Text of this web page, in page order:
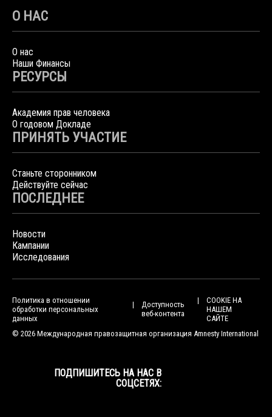
О НАС
О нас
Наши Финансы
РЕСУРСЫ
Академия прав человека
О годовом Докладе
ПРИНЯТЬ УЧАСТИЕ
Станьте сторонником
Действуйте сейчас
ПОСЛЕДНЕЕ
Новости
Кампании
Исследования
Политика в отношении
обработки персональных
данных
Доступность
веб-контента
COOKIE НА
НАШЕМ
САЙТЕ
© 2026 Международная правозащитная организация Amnesty International
ПОДПИШИТЕСЬ НА НАС В
СОЦСЕТЯХ: